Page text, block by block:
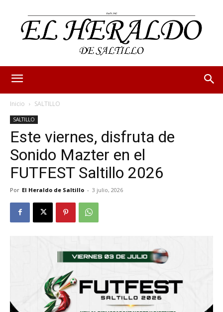
Inicio SALTILLO
SALTILLO
Este viernes, disfruta de
Sonido Mazter en el
FUTFEST Saltillo 2026
Por El Heraldo de Saltillo - 3 julio, 2026